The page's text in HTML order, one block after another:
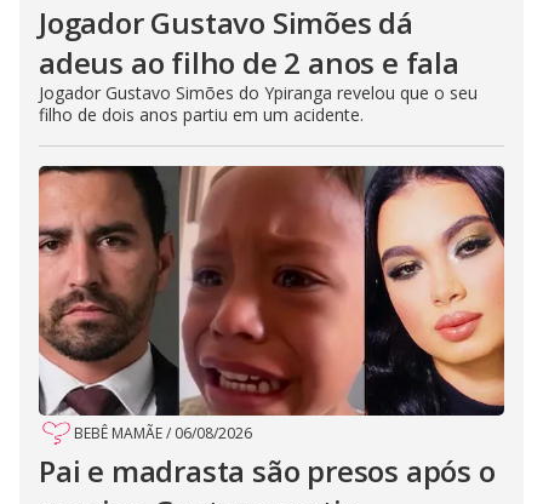
Jogador Gustavo Simões dá
adeus ao filho de 2 anos e fala
Jogador Gustavo Simões do Ypiranga revelou que o seu
filho de dois anos partiu em um acidente.
BEBÊ MAMÃE/ 06/08/2026
Pai e madrasta são presos após o